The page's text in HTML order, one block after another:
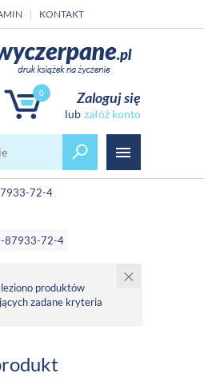
KONTAKT
0 Zaloguj się
załóż konto
72-4
87933-72-4
produktów
zadane kryteria